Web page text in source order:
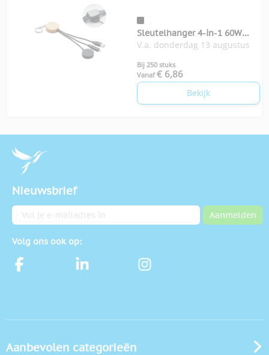
Sleutelhanger 4-in-1 60W
kabel
V.a. donderdag 13 augustus
Bij 250 stuks
Vanaf € 6,86
Bekijk
Nieuwsbrief
E-mailadres Aanmelden
Volg ons ook op:
Aanbevolen categorieën